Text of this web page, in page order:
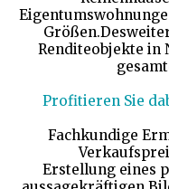
Renditeobjekte in
Profitieren Sie
Fachkundige
Erstellung eines